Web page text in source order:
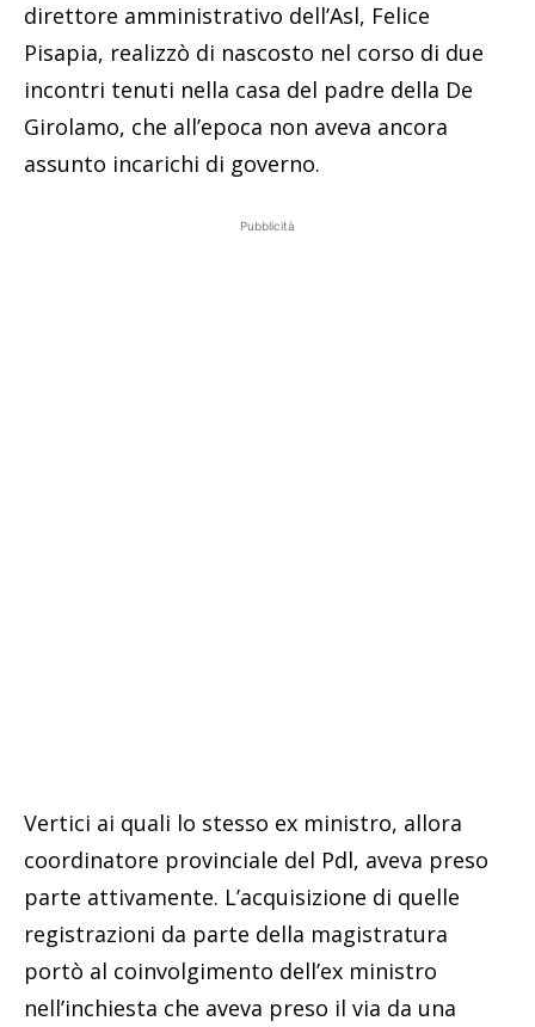
direttore amministrativo dell’Asl, Felice
Pisapia, realizzò di nascosto nel corso di due
incontri tenuti nella casa del padre della De
Girolamo, che all’epoca non aveva ancora
assunto incarichi di governo.
Pubblicità
Vertici ai quali lo stesso ex ministro, allora
coordinatore provinciale del Pdl, aveva preso
parte attivamente. L’acquisizione di quelle
registrazioni da parte della magistratura
portò al coinvolgimento dell’ex ministro
nell’inchiesta che aveva preso il via da una